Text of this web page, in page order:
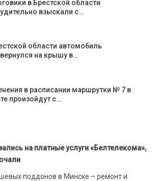
в Брестской области
взыскали с…
области автомобиль
на крышу в…
в расписании маршрутки № 7 в
произойдут с…
на платные услуги «Белтелекома»,
поддонов в Минске – ремонт и